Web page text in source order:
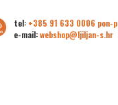
tel: +385 91 633 0006 pon-
e-mail:webshop@ljiljan-s.hr